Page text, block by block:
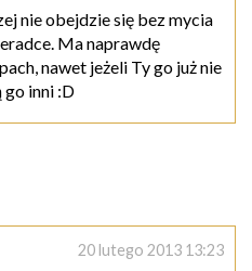
nie obejdzie się bez mycia
Ma naprawdę
nawet jeżeli Ty go już nie
go inni :D
20 lutego 2013 13:23